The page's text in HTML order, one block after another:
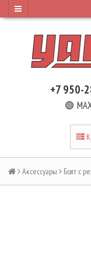
+7 950-
🟢
Аксессуары Болт с